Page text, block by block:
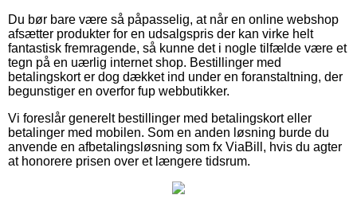
Du bør bare være så påpasselig, at når en online webshop
afsætter produkter for en udsalgspris der kan virke helt
fantastisk fremragende, så kunne det i nogle tilfælde være et
tegn på en uærlig internet shop. Bestillinger med
betalingskort er dog dækket ind under en foranstaltning, der
begunstiger en overfor fup webbutikker.
Vi foreslår generelt bestillinger med betalingskort eller
betalinger med mobilen. Som en anden løsning burde du
anvende en afbetalingsløsning som fx ViaBill, hvis du agter
at honorere prisen over et længere tidsrum.